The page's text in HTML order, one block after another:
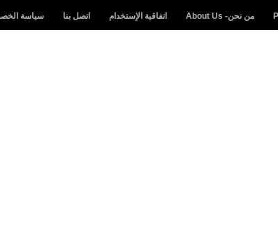
من نحن- About Us اتفاقية الإستخدام اتصل بنا سياسة